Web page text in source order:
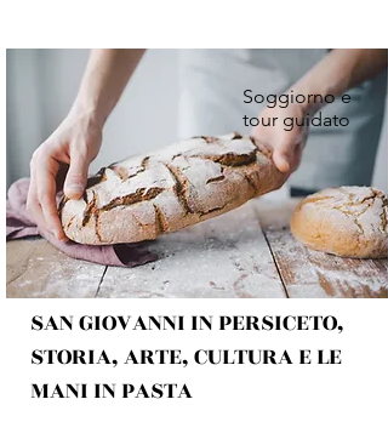
Soggiorno e
tour guidato
SAN GIOVANNI IN PERSICETO,
STORIA, ARTE, CULTURA E LE
MANI IN PASTA